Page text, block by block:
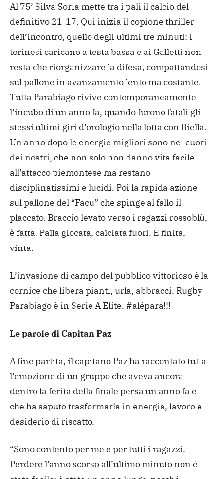
Al 75’ Silva Soria mette tra i pali il calcio del
definitivo 21-17. Qui inizia il copione thriller
dell’incontro, quello degli ultimi tre minuti: i
torinesi caricano a testa bassa e ai Galletti non
resta che riorganizzare la difesa, compattandosi
sul pallone in avanzamento lento ma costante.
Tutta Parabiago rivive contemporaneamente
l’incubo di un anno fa, quando furono fatali gli
stessi ultimi giri d’orologio nella lotta con Biella.
Un anno dopo le energie migliori sono nei cuori
dei nostri, che non solo non danno vita facile
all’attacco piemontese ma restano
disciplinatissimi e lucidi. Poi la rapida azione
sul pallone del “Facu” che spinge al fallo il
placcato. Braccio levato verso i ragazzi rossoblù,
è fatta. Palla giocata, calciata fuori. È finita,
vinta.
L’invasione di campo del pubblico vittorioso è la
cornice che libera pianti, urla, abbracci. Rugby
Parabiago è in Serie A Elite. #alépara!!!
Le parole di Capitan Paz
A fine partita, il capitano Paz ha raccontato tutta
l’emozione di un gruppo che aveva ancora
dentro la ferita della finale persa un anno fa e
che ha saputo trasformarla in energia, lavoro e
desiderio di riscatto.
“Sono contento per me e per tutti i ragazzi.
Perdere l’anno scorso all’ultimo minuto non è